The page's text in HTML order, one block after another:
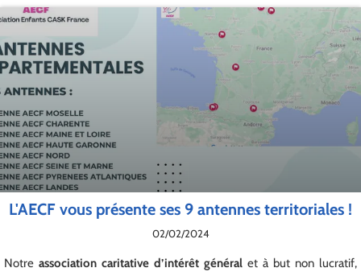
L'AECF vous présente ses 9 antennes territoriales !
02/02/2024
Notre association caritative d’intérêt général et à but non lucratif,